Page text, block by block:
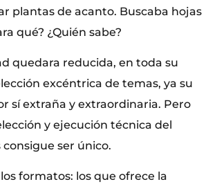
plantas de acanto. Buscaba hojas
qué? ¿Quién sabe?
quedara reducida, en toda su
excéntrica de temas, ya su
sí extraña y extraordinaria. Pero
y ejecución técnica del
ser único.
formatos: los que ofrece la